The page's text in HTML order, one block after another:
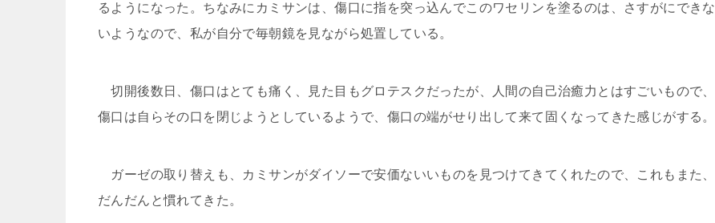
るようになった。ちなみにカミサンは、傷口に指を突っ込んでこのワセリンを塗るのは、さすがにできな
いようなので、私が自分で毎朝鏡を見ながら処置している。
切開後数日、傷口はとても痛く、見た目もグロテスクだったが、人間の自己治癒力とはすごいもので、
傷口は自らその口を閉じようとしているようで、傷口の端がせり出して来て固くなってきた感じがする。
ガーゼの取り替えも、カミサンがダイソーで安価ないいものを見つけてきてくれたので、これもまた、
だんだんと慣れてきた。